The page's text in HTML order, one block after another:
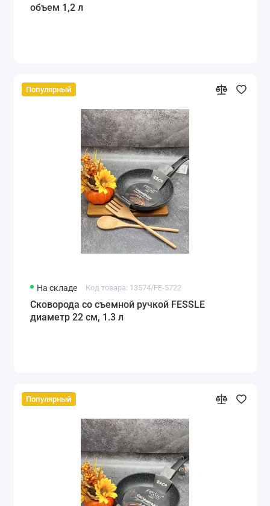
объем 1,2 л
Популярный
На складе Код товара: 13574/FE-5722
Сковорода со съемной ручкой FESSLE
диаметр 22 см, 1.3 л
Популярный